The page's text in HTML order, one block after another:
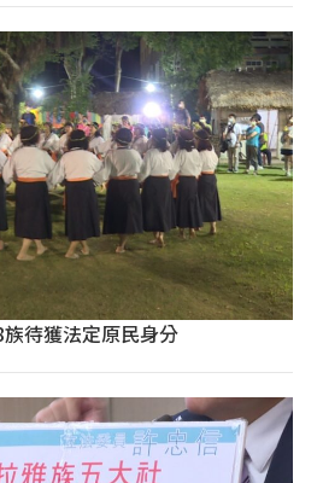
待獲法定原民身分